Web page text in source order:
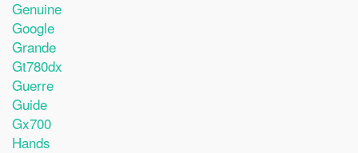
Genuine
Google
Grande
Gt780dx
Guerre
Guide
Gx700
Hands